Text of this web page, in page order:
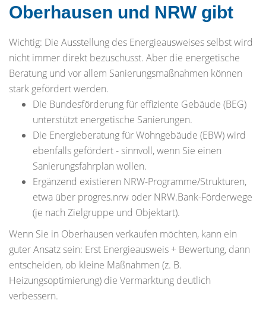
Oberhausen und NRW gibt
Wichtig: Die Ausstellung des Energieausweises selbst wird
nicht immer direkt bezuschusst. Aber die energetische
Beratung und vor allem Sanierungsmaßnahmen können
stark gefördert werden.
Die Bundesförderung für effiziente Gebäude (BEG)
unterstützt energetische Sanierungen.
Die Energieberatung für Wohngebäude (EBW) wird
ebenfalls gefördert - sinnvoll, wenn Sie einen
Sanierungsfahrplan wollen.
Ergänzend existieren NRW-Programme/Strukturen,
etwa über progres.nrw oder NRW.Bank-Förderwege
(je nach Zielgruppe und Objektart).
Wenn Sie in Oberhausen verkaufen möchten, kann ein
guter Ansatz sein: Erst Energieausweis + Bewertung, dann
entscheiden, ob kleine Maßnahmen (z. B.
Heizungsoptimierung) die Vermarktung deutlich
verbessern.